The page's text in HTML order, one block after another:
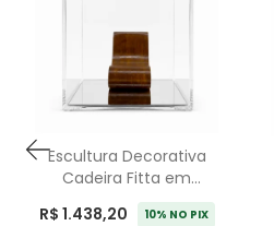
Escultura Decorativa
Cadeira Fitta em
Acrílico Petit Mobilier
R$ 1.438,20 10% NO PIX